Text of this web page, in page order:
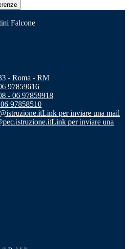
Falcone
- Roma - RM
97859616
- 06 97859918
97858510
Link per inviare una mail
Link per inviare una